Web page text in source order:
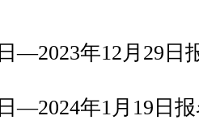
—2023年12月29日
—2024年1月19日